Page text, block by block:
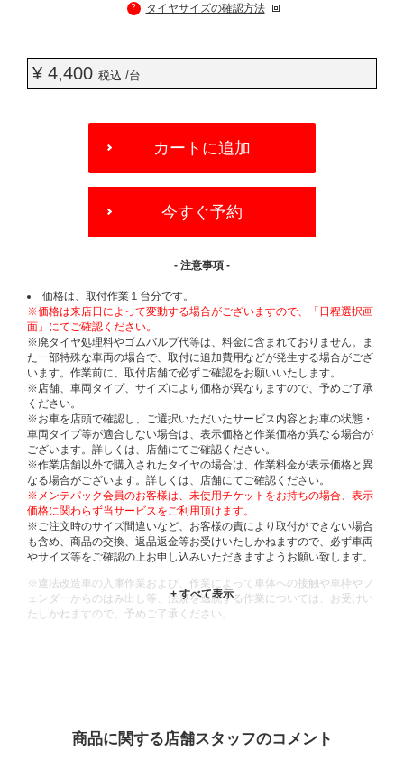
? タイヤサイズの確認方法
¥ 4,400 税込 /台
OPTIONS
カートに追加
今すぐ予約
- 注意事項 -
価格は、取付作業１台分です。
※価格は来店日によって変動する場合がございますので、「日程選択画
面」にてご確認ください。
※廃タイヤ処理料やゴムバルブ代等は、料金に含まれておりません。ま
た一部特殊な車両の場合で、取付に追加費用などが発生する場合がござ
います。作業前に、取付店舗で必ずご確認をお願いいたします。
※店舗、車両タイプ、サイズにより価格が異なりますので、予めご了承
ください。
※お車を店頭で確認し、ご選択いただいたサービス内容とお車の状態・
車両タイプ等が適合しない場合は、表示価格と作業価格が異なる場合が
ございます。詳しくは、店舗にてご確認ください。
※作業店舗以外で購入されたタイヤの場合は、作業料金が表示価格と異
なる場合がございます。詳しくは、店舗にてご確認ください。
※メンテパック会員のお客様は、未使用チケットをお持ちの場合、表示
価格に関わらず当サービスをご利用頂けます。
※ご注文時のサイズ間違いなど、お客様の責により取付ができない場合
も含め、商品の交換、返品返金等お受けいたしかねますので、必ず車両
やサイズ等をご確認の上お申し込みいただきますようお願い致します。
※違法改造車の入庫作業および、作業によって車体への接触や車枠やフ
ェンダーからのはみ出し等、法規を逸脱する作業については、お受けい
たしかねますので、予めご了承ください。
商品に関する店舗スタッフのコメント